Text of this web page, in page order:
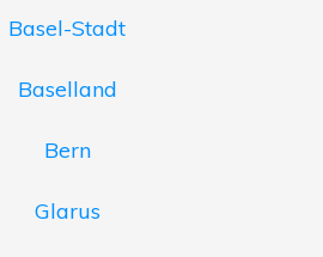
Basel-Stadt
Baselland
Bern
Glarus